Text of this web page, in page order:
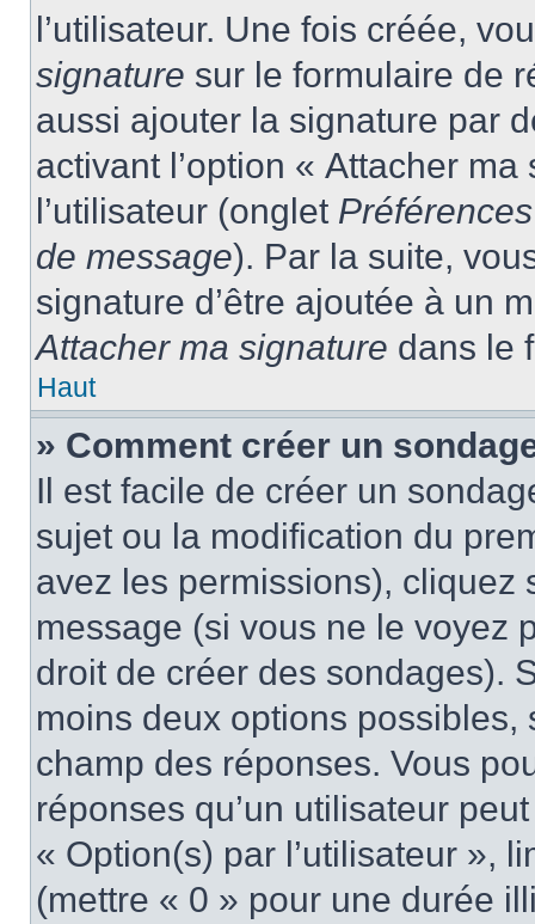
l’utilisateur. Une fois créée,
signature sur le formulaire de
aussi ajouter la signature par
activant l’option « Attacher
l’utilisateur (onglet
de message). Par la suite,
signature d’être ajoutée à un
Attacher ma signature dans le
Haut
» Comment créer un
Il est facile de créer un
sujet ou la modification du
avez les permissions), cliquez
message (si vous ne le voyez
droit de créer des sondages).
moins deux options
champ des réponses. Vous
réponses qu’un utilisateur
« Option(s) par l’utilisateur »,
(mettre « 0 » pour une durée